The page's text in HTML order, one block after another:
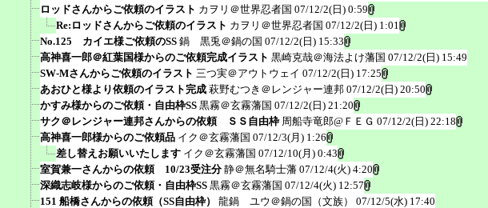
ロッドさんからご依頼のイラスト カヲリ＠世界忍者国 07/12/2(日) 0:59
Re:ロッドさんからご依頼のイラスト カヲリ＠世界忍者国 07/12/2(日) 1:01
No.125 カイエ様ご依頼のSS 鍋 黒兎＠鍋の国 07/12/2(日) 15:33
高神喜一郎＠紅葉国様からのご依頼完成イラスト 黒崎克哉＠海法よけ藩国 07/12/2(日) 15:49
SW-Mさんからご依頼のイラスト 三つ実＠アウトウェイ 07/12/2(日) 17:25
あおひと様より依頼のイラスト完成 萩野むつき＠レンジャー連邦 07/12/2(日) 20:50
かすみ様からのご依頼・自由枠SS 黒霧＠玄霧藩国 07/12/2(日) 21:20
サク＠レンジャー連邦さんからの依頼 ＳＳ自由枠 周船寺竜郎@ＦＥＧ 07/12/2(日) 22:18
高神喜一郎様からのご依頼品 イク＠玄霧藩国 07/12/3(月) 1:26
差し替えお願いいたします イク＠玄霧藩国 07/12/10(月) 0:43
室賀兼一さんからの依頼 10/23受注分 静＠無名騎士藩 07/12/4(火) 4:20
深織志岐様からのご依頼・自由枠SS 黒霧＠玄霧藩国 07/12/4(火) 12:57
151 船橋さんからの依頼（SS自由枠）
龍鍋 ユウ＠鍋の国（文族）
07/12/5(水) 17:40